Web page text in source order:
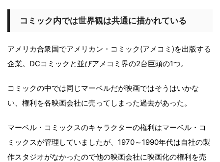
コミック内では世界観は共通に描かれている
アメリカ合衆国でアメリカン・コミック(アメコミ)を出版する
企業。DCコミックと並びアメコミ界の2台巨頭の1つ。
コミックの中では同じマーベルだが映画ではそうはいかな
い、権利を各映画会社に売ってしまった過去があった。
マーベル・コミックスのキャラクターの権利はマーベル・コ
ミックスが管理していましたが、1970～1990年代は自社の製
作スタジオがなかったので他の映画会社に映画化の権利を売